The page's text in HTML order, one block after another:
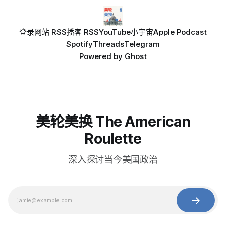
登录网站 RSS播客 RSSYouTube小宇宙Apple Podcast
SpotifyThreadsTelegram
Powered by Ghost
美轮美换 The American
Roulette
深入探讨当今美国政治